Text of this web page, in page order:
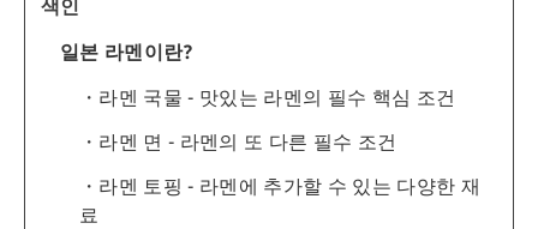
색인
일본 라멘이란?
라멘 국물 - 맛있는 라멘의 필수 핵심 조건
라멘 면 - 라멘의 또 다른 필수 조건
라멘 토핑 - 라멘에 추가할 수 있는 다양한 재
료